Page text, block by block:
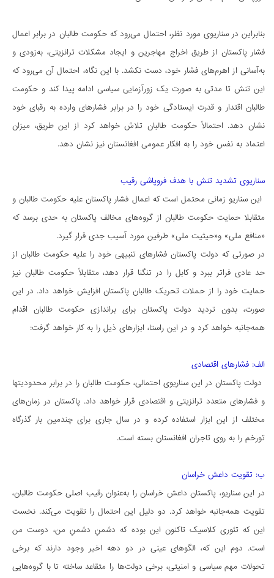
بنابراین در سناریوی مورد نظر، احتمال می‌رود که حکومت طالبان در برابر اعمال
فشار پاکستان از طریق اخراج مهاجرین و ایجاد مشکلات ترانزیتی، به‌زودی و
به‌آسانی از اهرم‌های فشار خود، دست نکشد. با این نگاه، احتمال آن می‌رود که
این تنش تا مدتی به صورت یک زورآزمایی سیاسی ادامه پیدا کند و حکومت
طالبان اقتدار و قدرت ایستادگی خود را در برابر فشارهای وارده به رقبای خود
نشان دهد. احتمالاً حکومت طالبان تلاش خواهد کرد از این طریق، میزان
اعتماد به نفس خود را به افکار عمومی افغانستان نیز نشان دهد.
سناریوی تشدید تنش با هدف فروپاشی رقیب
این سناریو زمانی محتمل است که اعمال فشار پاکستان علیه حکومت طالبان و
متقابلا حمایت حکومت طالبان از گروه‌های مخالف پاکستان به حدی برسد که
«منافع ملی» و«حیثیت ملی» طرفین مورد آسیب جدی قرار گیرد.
در صورتی که دولت پاکستان فشارهای تنبیهی خود را علیه حکومت طالبان از
حد عادی فراتر ببرد و کابل را در تنگنا قرار دهد، متقابلاً حکومت طالبان نیز
حمایت خود را از حملات تحریک طالبان پاکستان افزایش خواهد داد. در این
صورت، بدون تردید دولت پاکستان برای براندازی حکومت طالبان اقدام
همه‌جانبه خواهد کرد و در این راستا، ابزارهای ذیل را به کار خواهد گرفت:
الف: فشارهای اقتصادی
دولت پاکستان در این سناریوی احتمالی، حکومت طالبان را در برابر محدودیت‏ها
و فشارهای متعدد ترانزیتی و اقتصادی قرار خواهد داد. پاکستان در زمان‌های
مختلف از این ابزار استفاده کرده و در سال جاری برای چندمین بار گذرگاه
تورخم را به روی تاجران افغانستان بسته است.
ب: تقویت داعش خراسان
در این سناریو، پاکستان داعش خراسان را به‌عنوان رقیب اصلی حکومت طالبان،
تقویت همه‌جانبه خواهد کرد. دو دلیل این احتمال را تقویت می‌کند. نخست
این که تئوری کلاسیک تاکنون این بوده که دشمنِ دشمنِ من، دوست من
است. دوم این که، الگوهای عینی در دو دهه اخیر وجود دارند که برخی
تحولات مهم سیاسی و امنیتی، برخی دولت‌ها را متقاعد ساخته تا با گروه‌هایی